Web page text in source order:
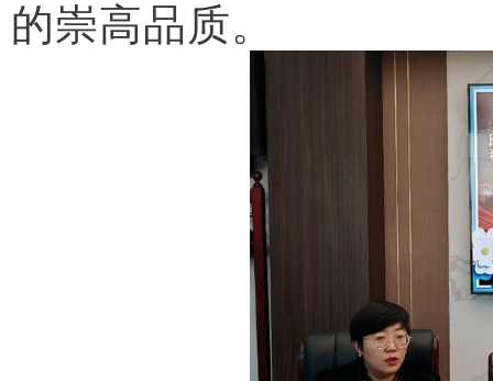
的崇高品质。